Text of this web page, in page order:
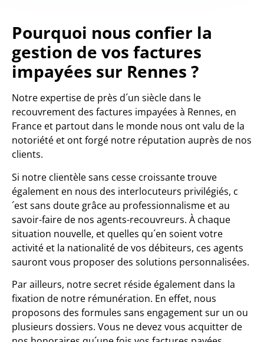
Pourquoi nous confier la
gestion de vos factures
impayées sur Rennes ?
Notre expertise de près d´un siècle dans le
recouvrement des factures impayées à Rennes, en
France et partout dans le monde nous ont valu de la
notoriété et ont forgé notre réputation auprès de nos
clients.
Si notre clientèle sans cesse croissante trouve
également en nous des interlocuteurs privilégiés, c
´est sans doute grâce au professionnalisme et au
savoir-faire de nos agents-recouvreurs. À chaque
situation nouvelle, et quelles qu´en soient votre
activité et la nationalité de vos débiteurs, ces agents
sauront vous proposer des solutions personnalisées.
Par ailleurs, notre secret réside également dans la
fixation de notre rémunération. En effet, nous
proposons des formules sans engagement sur un ou
plusieurs dossiers. Vous ne devez vous acquitter de